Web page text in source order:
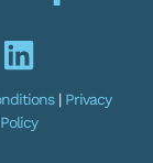
| Privacy
Policy